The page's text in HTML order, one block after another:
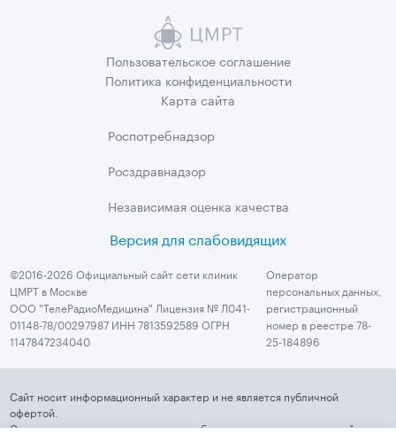
Пользовательскоесоглашение
Политика конфиденциальности
Карта сайта
Роспотребнадзор
Росздравнадзор
Независимая оценка качества
Версия для слабовидящих
©2016-2026 Официальный сайт сети клиник
ЦМРТ в Москве
ООО "ТелеРадиоМедицина" Лицензия № Л041-
01148-78/00297987 ИНН 7813592589 ОГРН
1147847234040
Оператор
персональных данных,
регистрационный
номер в реестре 78-
25-184896
Сайт носит информационный характер и не является публичной
офертой.
Стоимость услуг, их наличие и подробные характеристики уточняйте у